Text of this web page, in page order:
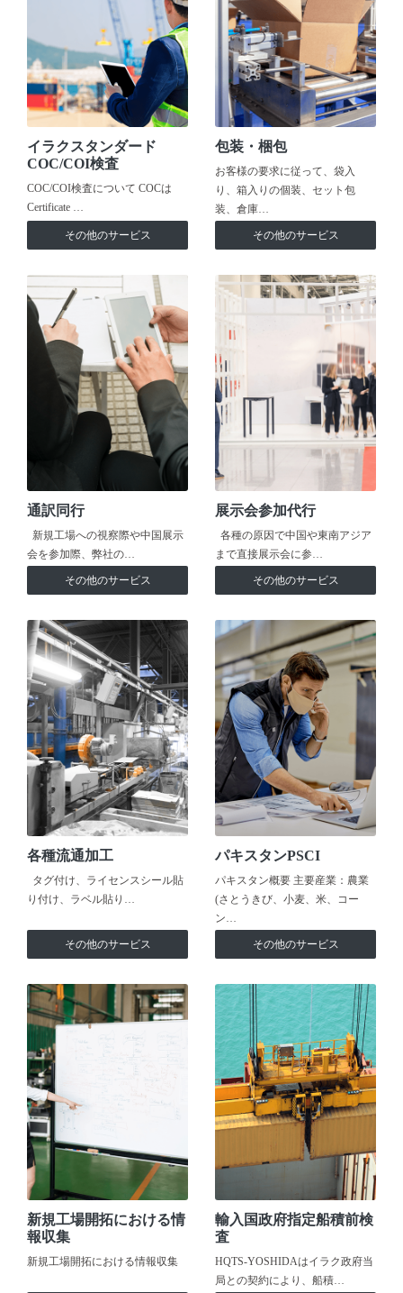
イラクスタンダード
COC/COI検査
COC/COI検査について COCは
Certificate …
その他のサービス
包装・梱包
お客様の要求に従って、袋入
り、箱入りの個装、セット包
装、倉庫…
その他のサービス
通訳同行
新規工場への視察際や中国展示
会を参加際、弊社の…
その他のサービス
展示会参加代行
各種の原因で中国や東南アジア
まで直接展示会に参…
その他のサービス
各種流通加工
タグ付け、ライセンスシール貼
り付け、ラベル貼り…
その他のサービス
パキスタンPSCI
パキスタン概要 主要産業：農業
(さとうきび、小麦、米、コー
ン…
その他のサービス
新規工場開拓における情
報収集
新規工場開拓における情報収集
輸入国政府指定船積前検
査
HQTS-YOSHIDAはイラク政府当
局との契約により、船積…